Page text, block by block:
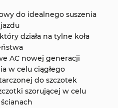
do idealnego suszenia
działa na tylne koła
AC nowej generacji
w celu ciągłego
do szczotek
szorującej w celu